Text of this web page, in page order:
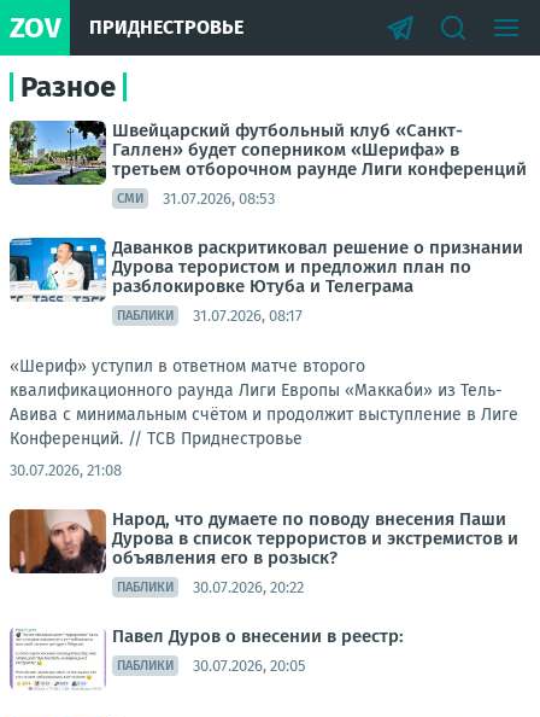
ZOV ПРИДНЕСТРОВЬЕ
Разное
Швейцарский футбольный клуб «Санкт-
Галлен» будет соперником «Шерифа» в
третьем отборочном раунде Лиги конференций
СМИ 31.07.2026, 08:53
Даванков раскритиковал решение о признании
Дурова терористом и предложил план по
разблокировке Ютуба и Телеграма
ПАБЛИКИ 31.07.2026, 08:17
«Шериф» уступил в ответном матче второго
квалификационного раунда Лиги Европы «Маккаби» из Тель-
Авива с минимальным счётом и продолжит выступление в Лиге
Конференций. // ТСВ Приднестровье
30.07.2026, 21:08
Народ, что думаете по поводу внесения Паши
Дурова в список террористов и экстремистов и
объявления его в розыск?
ПАБЛИКИ 30.07.2026, 20:22
Павел Дуров о внесении в реестр:
ПАБЛИКИ 30.07.2026, 20:05